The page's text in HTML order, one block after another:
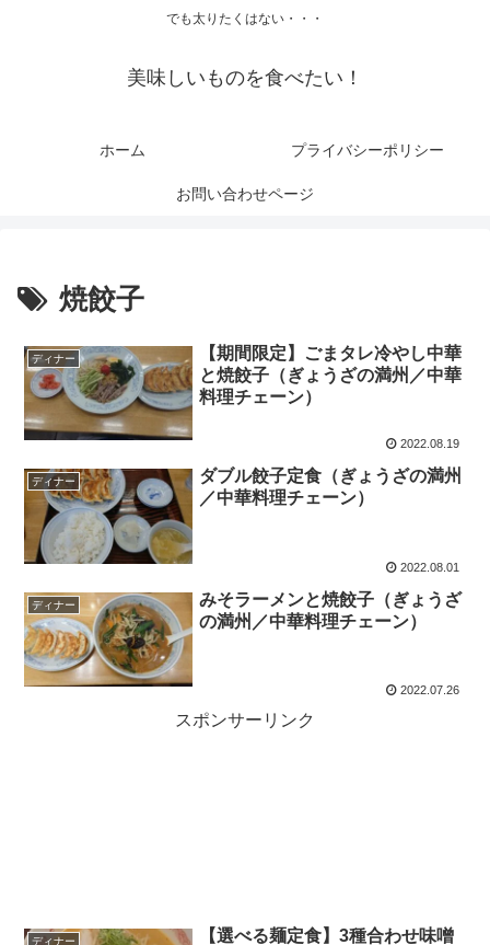
でも太りたくはない・・・
美味しいものを食べたい！
ホーム プライバシーポリシー
お問い合わせページ
焼餃子
ディナー
【期間限定】ごまタレ冷やし中華
と焼餃子（ぎょうざの満州／中華
料理チェーン）
2022.08.19
ディナー
ダブル餃子定食（ぎょうざの満州
／中華料理チェーン）
2022.08.01
ディナー
みそラーメンと焼餃子（ぎょうざ
の満州／中華料理チェーン）
2022.07.26
スポンサーリンク
ディナー
【選べる麺定食】3種合わせ味噌